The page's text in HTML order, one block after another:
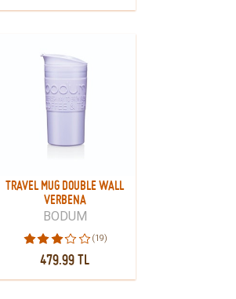
TRAVEL MUG DOUBLE WALL
VERBENA
BODUM
(19)
479.99 TL